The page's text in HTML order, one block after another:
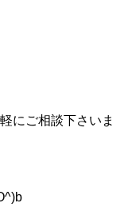
にご相談下さいま